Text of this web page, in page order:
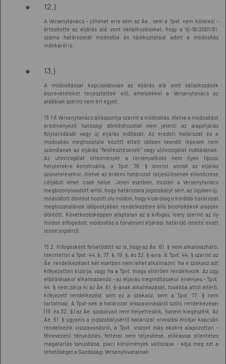
12.)
A Versenytanács - jóllehet erre sem az Áe., sem a Tpvt. nem kötelezi -
értesítette az eljárás alá vont vállalkozásokat, hogy a Vj-16/2001/91.
számú határozatát módosítja és tájékoztatást adott a módosítás
indokáról is.
13.)
A módosítással kapcsolatosan az eljárás alá vont vállalkozások
észrevételeket terjesztettek elő, amelyekkel a Versenytanács az
alábbiak szerint nem ért egyet.
13.1 A Versenytanács álláspontja szerint a módosítás, illetve a módosítást
eredményező hatósági döntéshozatal nem jelenti az alapeljárás
folytatódását vagy új eljárás indítását. Az eredeti határozat és a
módosítás meghozatala között eltelt időben teendő lépesek nem
számítanak az eljárás "felélesztésének" vagy utóvizsgálat indításának.
Az utóvizsgálat intézményét a törvényalkotó nem ilyen típusú
helyzetekre konstruálta, a Tpvt. 76. § szerint annak az eljárás
szünetelésekor, illetve az érdemi határozat teljesülésének ellenőrzése
céljából lehet csak helye. Jelen esetben, miután a Versenytanács
megbizonyosodott arról, hogy határozata jogszabályt sért, az ügyben új,
módosított döntést hozott oly módon, hogy kizárólag a korábbi határozat
meghozatalának időpontjában rendelkezésre álló bizonyítékok alapján
döntött. Következésképpen alaptalan az a kifogás, mely szerint az ily
módon elfogadott módosítás a törvényes eljárási határidő letelte miatt
lenne jogsértő.
13.2. Kifogásként felvetődött az is, hogy az Áe. 61. § nem alkalmazható,
tekintettel a Tpvt. 44. §, 77. §, 19. §, és 32. §-aira. A Tpvt. 44. § szerint az
Áe. rendelkezéseit két esetben nem lehet alkalmazni: ha e szakasz azt
kifejezetten kizárja, vagy ha a Tpvt. maga eltérően rendelkezik. Az ügy
elbírálásakor alkalmazandó - az eljárás megindításakor érvényes - Tpvt.
44. § nem zárja ki az Áe. 61. §-ának alkalmazását, továbbá attól eltérő,
kifejezett rendelkezést sem ez a szakasz, sem a Tpvt. 77. § nem
tartalmaz. A Tpvt-nek a határozat visszavonásáról szóló rendelkezései
(19. és 32. §) az Áe. szabályait nem helyettesítik, hanem kiegészítik. Az
Áe. 61. § ugyanis a jogszabálysértő határozat orvoslási módjai kapcsán
rendelkezik visszavonásról, a Tpvt. viszont más okokra alapozottan -
félrevezető tényközlés, feltétel nem teljesítése, előírással ellentétes
magatartás tanúsítása, piaci körülmények változása - adja meg ezt a
lehetőséget a Gazdasági Versenyhivatalnak.